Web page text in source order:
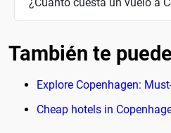
También te
Explore Copenhagen:
Cheap hotels in